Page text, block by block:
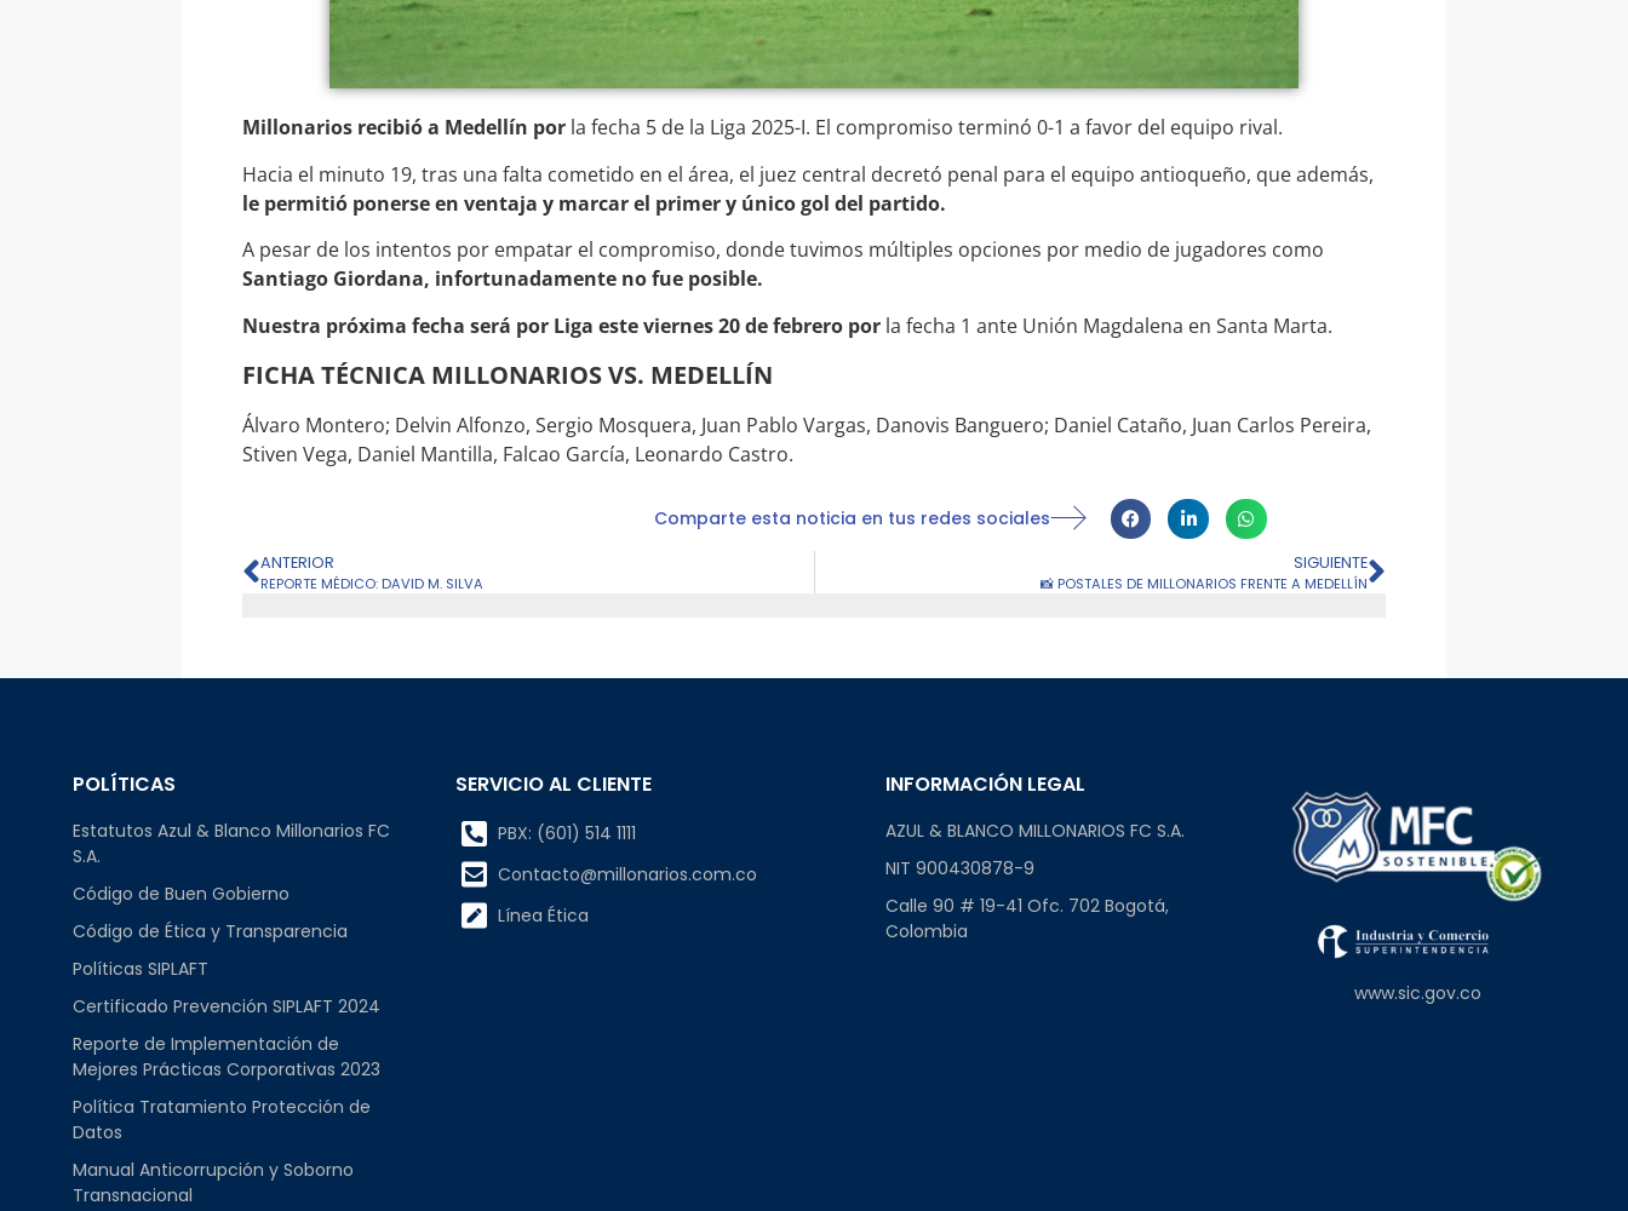
Millonarios recibió a Medellín por la fecha 5 de la Liga 2025-I. El compromiso terminó 0-1 a favor del equipo rival.
Hacia el minuto 19, tras una falta cometido en el área, el juez central decretó penal para el equipo antioqueño, que además,
le permitió ponerse en ventaja y marcar el primer y único gol del partido.
A pesar de los intentos por empatar el compromiso, donde tuvimos múltiples opciones por medio de jugadores como
Santiago Giordana, infortunadamente no fue posible.
Nuestra próxima fecha será por Liga este viernes 20 de febrero por la fecha 1 ante Unión Magdalena en Santa Marta.
FICHA TÉCNICA MILLONARIOS VS. MEDELLÍN
Álvaro Montero; Delvin Alfonzo, Sergio Mosquera, Juan Pablo Vargas, Danovis Banguero; Daniel Cataño, Juan Carlos Pereira,
Stiven Vega, Daniel Mantilla, Falcao García, Leonardo Castro.
Comparte esta noticia en tus redes sociales
ANTERIOR
REPORTE MÉDICO: DAVID M. SILVA
SIGUIENTE
📸 POSTALES DE MILLONARIOS FRENTE A MEDELLÍN
POLÍTICAS
Estatutos Azul & Blanco Millonarios FC
S.A.
Código de Buen Gobierno
Código de Ética y Transparencia
Políticas SIPLAFT
Certificado Prevención SIPLAFT 2024
Reporte de Implementación de
Mejores Prácticas Corporativas 2023
Política Tratamiento Protección de
Datos
Manual Anticorrupción y Soborno
Transnacional
SERVICIO AL CLIENTE
PBX: (601) 514 1111
Contacto@millonarios.com.co
Línea Ética
INFORMACIÓN LEGAL
AZUL & BLANCO MILLONARIOS FC S.A.
NIT 900430878-9
Calle 90 # 19-41 Ofc. 702 Bogotá,
Colombia
www.sic.gov.co